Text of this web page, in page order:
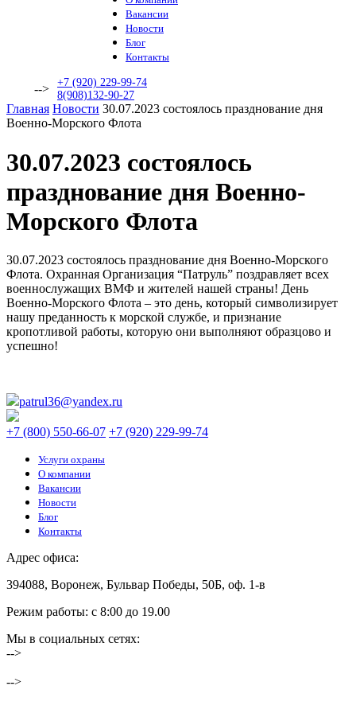
Вакансии
Новости
Блог
Контакты
-->
+7 (920) 229-99-74
8(908)132-90-27
Главная Новости 30.07.2023 состоялось празднование дня
Военно-Морского Флота
30.07.2023 состоялось
празднование дня Военно-
Морского Флота
30.07.2023 состоялось празднование дня Военно-Морского
Флота. Охранная Организация “Патруль” поздравляет всех
военнослужащих ВМФ и жителей нашей страны! День
Военно-Морского Флота – это день, который символизирует
нашу преданность к морской службе, и признание
кропотливой работы, которую они выполняют образцово и
успешно!
patrul36@yandex.ru
+7 (800) 550-66-07 +7 (920) 229-99-74
Услуги охраны
О компании
Вакансии
Новости
Блог
Контакты
Адрес офиса:
394088, Воронеж, Бульвар Победы, 50Б, оф. 1-в
Режим работы: c 8:00 до 19.00
Мы в социальных сетях:
-->
-->